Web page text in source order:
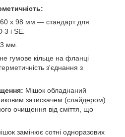
х 98 мм — стандарт для
3 і SE.
мм.
гумове кільце на фланці
з'єднання з
Мішок обладнаний
затискачем (слайдером)
очищення від сміття, що
замінює сотні одноразових